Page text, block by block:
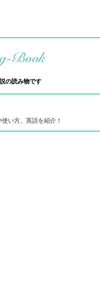
の読み物です
い方、英語を紹介！